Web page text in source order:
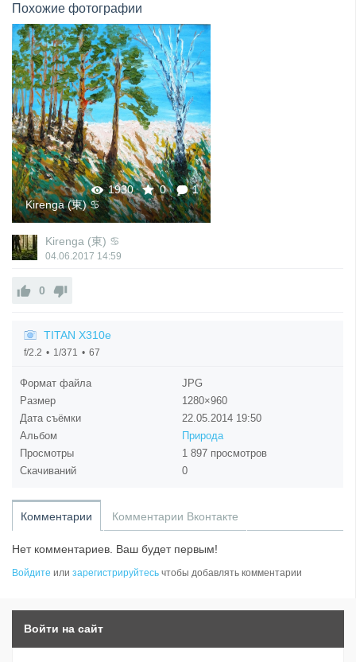
Похожие фотографии
1930 0
1
Kirenga (東) ♋
Kirenga (東) ♋
04.06.2017 14:59
0
TITAN X310e
f/2.2 1/371 67
Формат файла
JPG
Размер
1280×960
Дата съёмки
22.05.2014 19:50
Альбом
Природа
Просмотры
1 897 просмотров
Скачиваний
0
Комментарии Комментарии Вконтакте
Нет комментариев. Ваш будет первым!
Войдите или зарегистрируйтесь чтобы добавлять комментарии
Войти на сайт